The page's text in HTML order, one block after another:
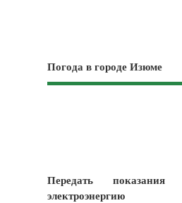
Погода в городе Изюме
Передать показания
электроэнергию